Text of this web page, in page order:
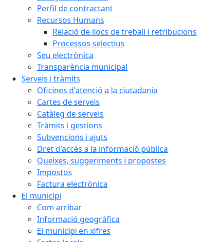
Perfil de contractant
Recursos Humans
Relació de llocs de treball i retribucions
Processos selectius
Seu electrònica
Transparència municipal
Serveis i tràmits
Oficines d'atenció a la ciutadania
Cartes de serveis
Catàleg de serveis
Tràmits i gestions
Subvencions i ajuts
Dret d'accés a la informació pública
Queixes, suggeriments i propostes
Impostos
Factura electrònica
El municipi
Com arribar
Informació geogràfica
El municipi en xifres